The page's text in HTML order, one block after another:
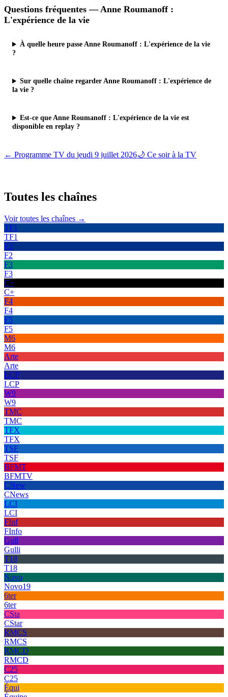
Questions fréquentes —Anne Roumanoff :
L'expérience de la vie
À quelle heure passe Anne Roumanoff : L'expérience de la vie
?
Sur quelle chaîne regarder Anne Roumanoff : L'expérience de
la vie ?
Est-ce que Anne Roumanoff : L'expérience de la vie est
disponible en replay ?
← Programme TV du jeudi 9 juillet 2026🌙 Ce soir à la TV
Toutes les chaînes
Voir toutes les chaînes →
TF1
TF1
F2
F2
F3
F3
C+
C+
F4
F4
F5
F5
M6
M6
Arte
Arte
LCP
LCP
W9
W9
TMC
TMC
TFX
TFX
TSF
TSF
BFMT
BFMTV
CNew
CNews
LCI
LCI
FInf
FInfo
Gull
Gulli
T18
T18
Novo
Novo19
6ter
6ter
CSta
CStar
RMCS
RMCS
RMCD
RMCD
C25
C25
Équi